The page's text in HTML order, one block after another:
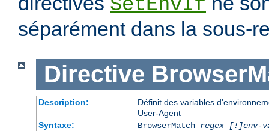
SetEnvIf
séparément dans la sous-
Directive
Description:
Définit des variables
User-Agent
Syntaxe:
BrowserMatch regex [!]env-